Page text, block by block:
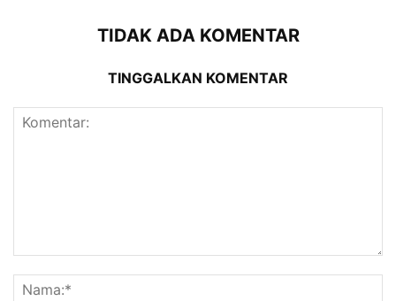
TIDAK ADA KOMENTAR
TINGGALKAN KOMENTAR